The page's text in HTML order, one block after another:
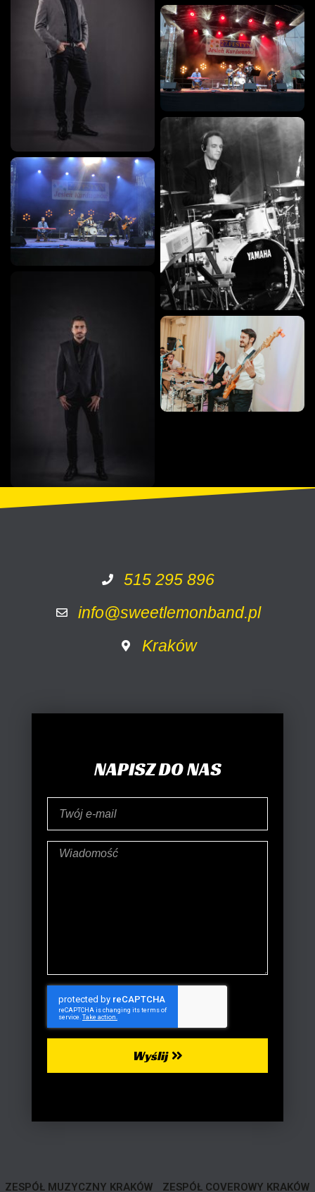
515 295 896
info@sweetlemonband.pl
Kraków
NAPISZ DO NAS
Wyślij
ZESPÓŁ MUZYCZNY KRAKÓW ZESPÓŁ COVEROWY KRAKÓW